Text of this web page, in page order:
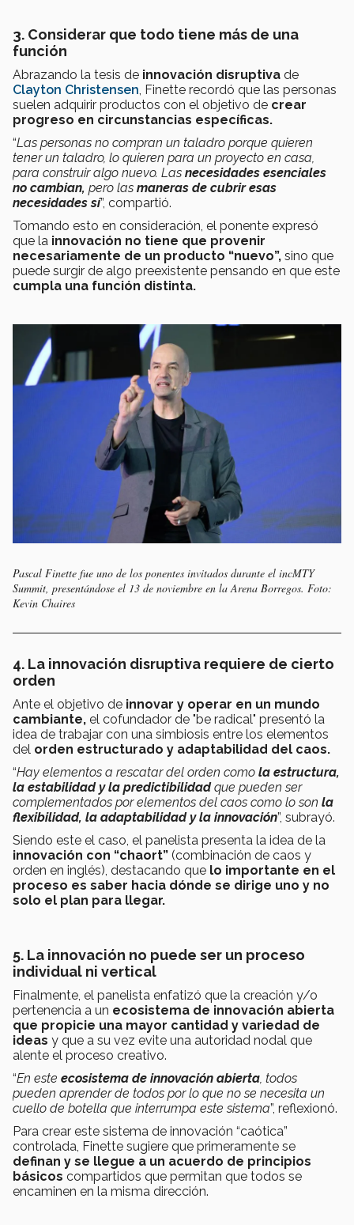
3. Considerar que todo tiene más de una
función
Abrazando la tesis de innovación disruptiva de
Clayton Christensen, Finette recordó que las personas
suelen adquirir productos con el objetivo de crear
progreso en circunstancias específicas.
“Las personas no compran un taladro porque quieren
tener un taladro, lo quieren para un proyecto en casa,
para construir algo nuevo. Las necesidades esenciales
no cambian, pero las maneras de cubrir esas
necesidades sí”, compartió.
Tomando esto en consideración, el ponente expresó
que la innovación no tiene que provenir
necesariamente de un producto “nuevo”, sino que
puede surgir de algo preexistente pensando en que este
cumpla una función distinta.
Pascal Finette fue uno de los ponentes invitados durante el incMTY
Summit, presentándose el 13 de noviembre en la Arena Borregos. Foto:
Kevin Chaires
4. La innovación disruptiva requiere de cierto
orden
Ante el objetivo de innovar y operar en un mundo
cambiante, el cofundador de "be radical" presentó la
idea de trabajar con una simbiosis entre los elementos
del orden estructurado y adaptabilidad del caos.
“Hay elementos a rescatar del orden como la estructura,
la estabilidad y la predictibilidadque pueden ser
complementados por elementos del caos como lo son la
flexibilidad, la adaptabilidad y la innovación”, subrayó.
Siendo este el caso, el panelista presenta la idea de la
innovación con “chaort” (combinación de caos y
orden en inglés), destacando que lo importante en el
proceso es saber hacia dónde se dirige uno y no
solo el plan para llegar.
5. La innovación no puede ser un proceso
individual ni vertical
Finalmente, el panelista enfatizó que la creación y/o
pertenencia a un ecosistema de innovación abierta
que propicie una mayor cantidad y variedad de
ideas y que a su vez evite una autoridad nodal que
alente el proceso creativo.
“En este ecosistema de innovación abierta, todos
pueden aprender de todos por lo que no se necesita un
cuello de botella que interrumpa este sistema”, reflexionó.
Para crear este sistema de innovación “caótica”
controlada, Finette sugiere que primeramente se
definan y se llegue a un acuerdo de principios
básicos compartidos que permitan que todos se
encaminen en la misma dirección.